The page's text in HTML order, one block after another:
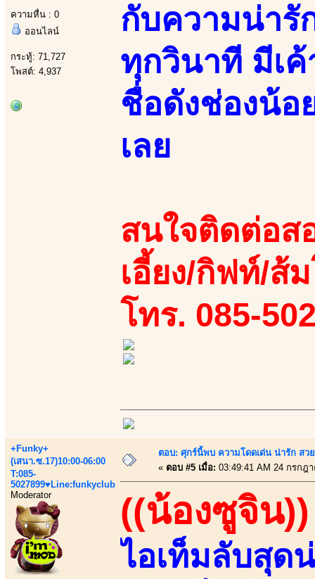
ความหื่น : 0
ออนไลน์
กระทู้: 71,727
โพสต์: 4,937
กับความน่ารั
ทุกวินาที มีเ
ชื่อดังช่องน้อ
เลย
สนใจติดต่อส
เอี้ยง/กิฟท์/ส้
โทร. 085-
+Funky+
(เสนา.ซ.17)10:00-06:00
T:085-
5027899♥Line:funkyclub
Moderator
ตอบ: ศุกร์นี้พบ ความโดดเด่น น่ารัก สว
« ตอบ #5 เมื่อ: 03:49:41 AM 24 กรกฎ
((น้องซูจิน))
ไอเท็มลับสุด